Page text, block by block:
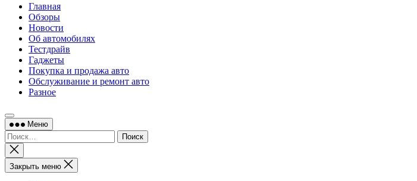
Главная
Обзоры
Новости
Об автомобилях
Тестдрайв
Гаджеты
Покупка и продажа авто
Обслуживание и ремонт авто
Разное
Меню
Найти:
Закрыть
поиск
Закрыть меню